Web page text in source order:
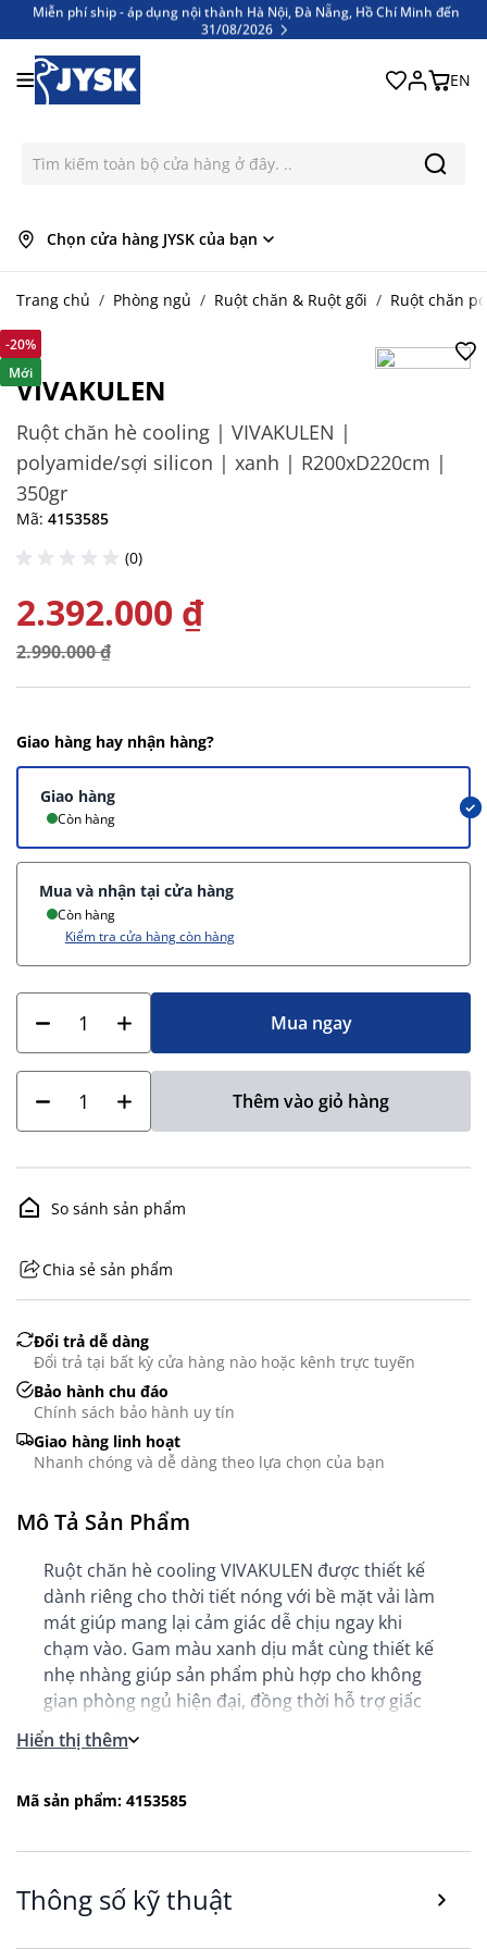
Miễn phí ship - áp dụng nội thành Hà Nội, Đà Nẵng, Hồ Chí Minh đến
31/08/2026
EN
Chọn cửa hàng JYSK của bạn
Trang chủ / Phòng ngủ / Ruột chăn & Ruột gối / Ruột chăn
-20%
Mới
VIVAKULEN
Ruột chăn hè cooling | VIVAKULEN |
polyamide/sợi silicon | xanh | R200xD220cm |
350gr
Mã: 4153585
(0)
2.392.000 ₫
2.990.000 ₫
Giao hàng hay nhận hàng?
Giao hàng
Còn hàng
Mua và nhận tại cửa hàng
Còn hàng
Kiểm tra cửa hàng còn hàng
Mua ngay
Thêm vào giỏ hàng
So sánh sản phẩm
GHS07 - Advarsel
Chia sẻ sản phẩm
Đổi trả dễ dàng
Đổi trả tại bất kỳ cửa hàng nào hoặc kênh trực tuyến
Bảo hành chu đáo
Chính sách bảo hành uy tín
Giao hàng linh hoạt
Nhanh chóng và dễ dàng theo lựa chọn của bạn
Mô Tả Sản Phẩm
Ruột chăn hè cooling VIVAKULEN được thiết kế
dành riêng cho thời tiết nóng với bề mặt vải làm
mát giúp mang lại cảm giác dễ chịu ngay khi
chạm vào. Gam màu xanh dịu mắt cùng thiết kế
nhẹ nhàng giúp sản phẩm phù hợp cho không
gian phòng ngủ hiện đại, đồng thời hỗ trợ giấc
Thiết kế ruột chăn hè cooling nhẹ thoáng, tối
Sản phẩm sử dụng chất liệu vải cooling gồm 85%
giác mát mẻ trong quá trình sử dụng.
Phần ruột chăn kết hợp 70% sợi polyester rỗng
xoắn xử lý silicon cùng 30% sợi Cell Solution®
Hiển thị thêm
Mã sản phẩm: 4153585
Thông số kỹ thuật